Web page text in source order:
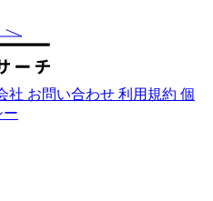
社 お問い合わせ 利用規約 個
ー